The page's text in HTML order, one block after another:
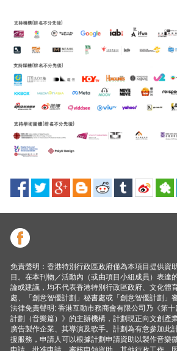
免責聲明：香港特別行政區政府僅為本項目提供資
目。在本刊物／活動內（或由項目小組成員）表達
論或建議，均不代表香港特別行政區政府、文化體
處、「創意智優計劃」秘書處或「創意智優計劃」
法律免責聲明: 香港互動市務商會有限公司乃《第
計劃（音樂篇）》的主辦機構，計劃現正向文創產
廣告製作企業、其導演及歌手。計劃為有意參加此
援服務，申請人可以根據計劃申請資助以製作音樂
申請、批准申請、審核申領資助、其他行政工作。